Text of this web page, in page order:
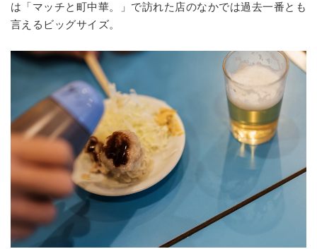
は「マッチと町中華。」で訪れた店のなかでは過去一番とも
言えるビッグサイズ。